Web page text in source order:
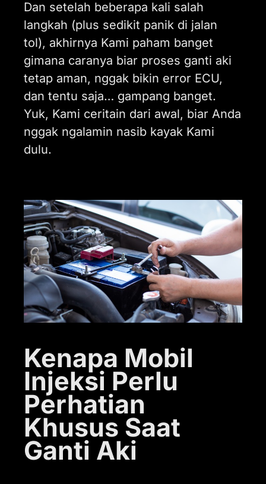
Dan setelah beberapa kali salah
langkah (plus sedikit panik di jalan
tol), akhirnya Kami paham banget
gimana caranya biar proses ganti aki
tetap aman, nggak bikin error ECU,
dan tentu saja… gampang banget.
Yuk, Kami ceritain dari awal, biar Anda
nggak ngalamin nasib kayak Kami
dulu.
Kenapa Mobil
Injeksi Perlu
Perhatian
Khusus Saat
Ganti Aki